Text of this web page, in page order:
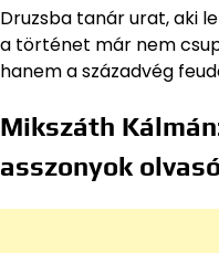
Druzsba tanár urat, aki
a történet már nem
hanem a századvég
Mikszáth
asszonyok